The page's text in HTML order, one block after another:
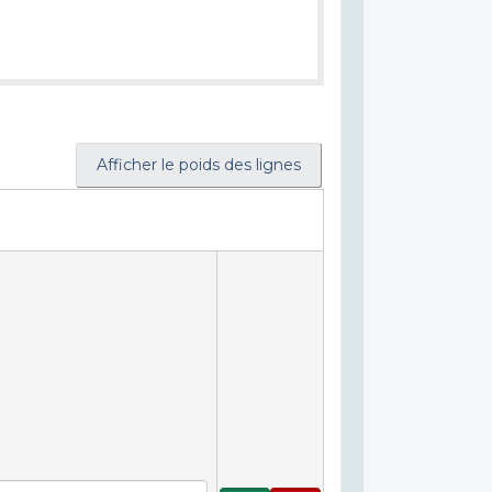
Afficher le poids des lignes